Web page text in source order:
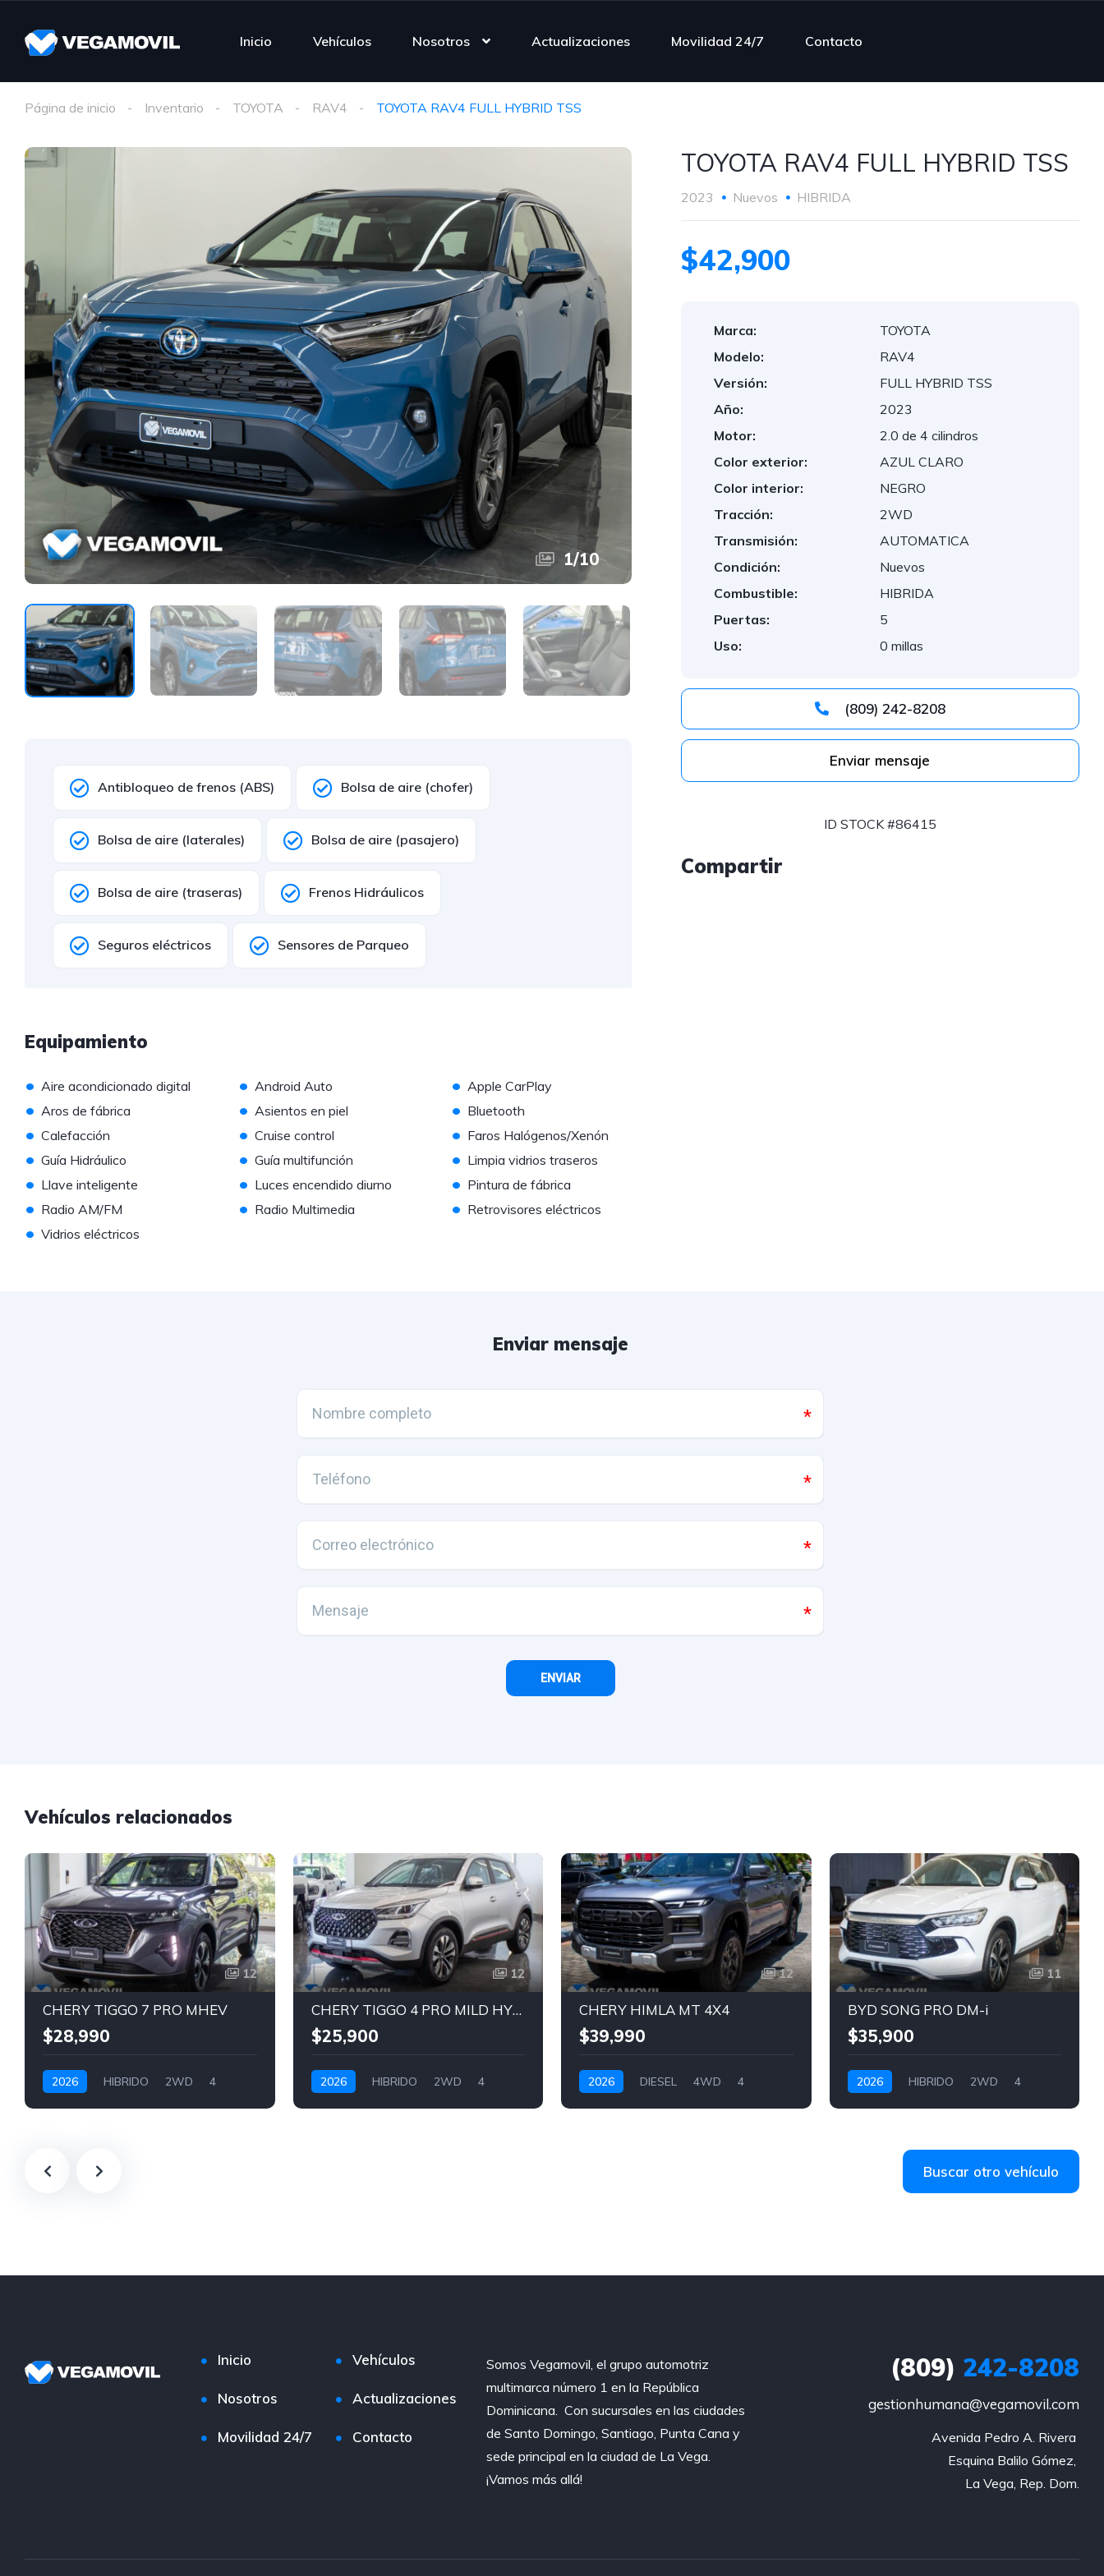
Inicio Vehículos Nosotros Actualizaciones Movilidad 24/7 Contacto
Página de inicio Inventario TOYOTA RAV4 TOYOTA RAV4 FULL HYBRID TSS
1/10
Antibloqueo de frenos (ABS) Bolsa de aire (chofer)
Bolsa de aire (laterales) Bolsa de aire (pasajero)
Bolsa de aire (traseras) Frenos Hidráulicos
Seguros eléctricos Sensores de Parqueo
Equipamiento
• Aire acondicionado digital • Android Auto • Apple CarPlay
• Aros de fábrica • Asientos en piel • Bluetooth
• Calefacción • Cruise control • Faros Halógenos/Xenón
• Guía Hidráulico • Guía multifunción • Limpia vidrios traseros
• Llave inteligente • Luces encendido diurno • Pintura de fábrica
• Radio AM/FM • Radio Multimedia • Retrovisores eléctricos
• Vidrios eléctricos
TOYOTA RAV4 FULL HYBRID TSS
2023 Nuevos HIBRIDA
$42,900
Marca:
TOYOTA
Modelo:
RAV4
Versión:
FULL HYBRID TSS
Año:
2023
Motor:
2.0 de 4 cilindros
Color exterior:
AZUL CLARO
Color interior:
NEGRO
Tracción:
2WD
Transmisión:
AUTOMATICA
Condición:
Nuevos
Combustible:
HIBRIDA
Puertas:
5
Uso:
0 millas
(809) 242-8208
Enviar mensaje
ID STOCK #86415
Compartir
Enviar mensaje
Vehículos relacionados
12
CHERY TIGGO 7 PRO MHEV
$28,990
2026 HIBRIDO 2WD
4
12
CHERY TIGGO 4 PRO MILD HYBRID
$25,900
2026 HIBRIDO 2WD
4
12
CHERY HIMLA MT 4X4
$39,990
2026 DIESEL 4WD
4
11
BYD SONG PRO DM-i
$35,900
2026 HIBRIDO 2WD
4
Buscar otro vehículo
Inicio Vehículos
Nosotros Actualizaciones
Movilidad 24/7 Contacto
Somos Vegamovil, el grupo automotriz
multimarca número 1 en la República
Dominicana⁣. ⁣ Con sucursales en las ciudades
de Santo Domingo, Santiago, Punta Cana y
sede principal en la ciudad de La Vega.
¡Vamos más allá!
(809) 242-8208
gestionhumana@vegamovil.com
Avenida Pedro A. Rivera
Esquina Balilo Gómez,
La Vega, Rep. Dom.